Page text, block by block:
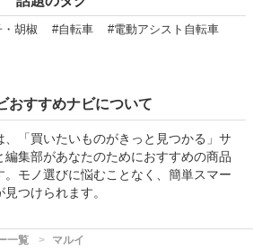
胡椒 #自転車 #電動アシスト自転車
おすすめナビについて
、「買いたいものがきっと見つかる」サ
編集部があなたのためにおすすめの商品
。モノ選びに悩むことなく、簡単スマー
つけられます。
一覧 マルイ